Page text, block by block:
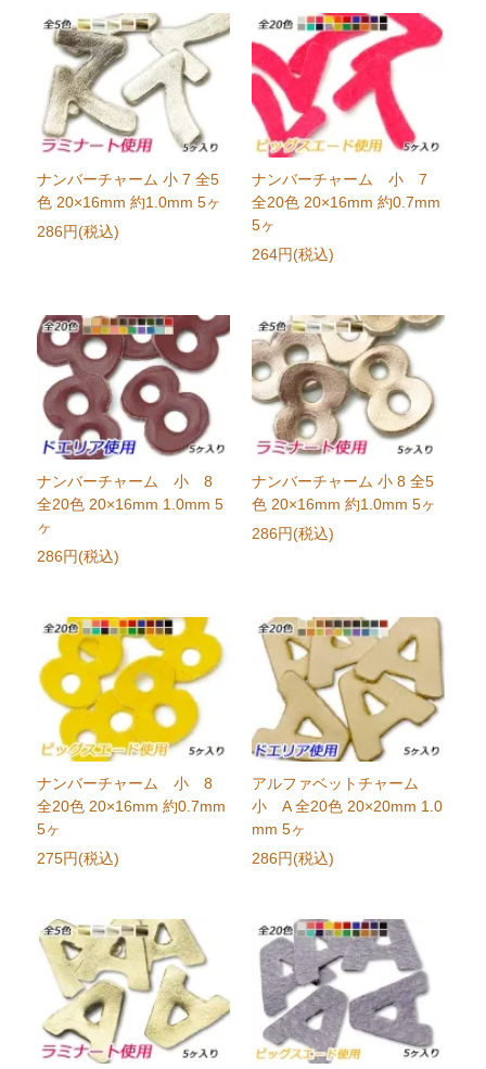
ナンバーチャーム 小 7 全5
色 20×16mm 約1.0mm 5ヶ
286円(税込)
ナンバーチャーム 小 7
全20色 20×16mm 約0.7mm
5ヶ
264円(税込)
ナンバーチャーム 小 8
全20色 20×16mm 1.0mm 5
ヶ
286円(税込)
ナンバーチャーム 小 8 全5
色 20×16mm 約1.0mm 5ヶ
286円(税込)
ナンバーチャーム 小 8
全20色 20×16mm 約0.7mm
5ヶ
275円(税込)
アルファベットチャーム
小 A 全20色 20×20mm 1.0
mm 5ヶ
286円(税込)